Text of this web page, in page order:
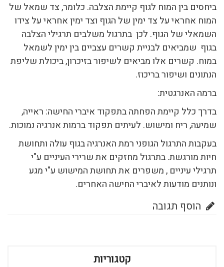
ביחסים בין המוח לגוף קיימת הצלבה. כלומר, צד שמאל של
המוח אחראי על צד ימין של הגוף וצד ימין אחראי על צידו
השמאלי של הגוף. לכן בתרגול משלבים תרגילי הצלבה
בגוף שמביאים לבניית קשרים עצביים בין ימין לשמאל
במוח. קשרים אלו מביאים לשיפור בזיכרון, ביכולת שליפת
הנתונים ושיפור בריכוז.
ברמה האנרגטית:
בדרך כלל קיימת הפחתה בתפקוד איברי החישה: ראייה,
שמיעה, ריח ומישוש. לעיתים תפקוד ברמות אנרגיה נמוכות.
בעקבות התרגול הגופני רמת האנרגיה בגוף עולה ותחושת
חיות מורגשת. בתרגול מחזקים את שרירי העיניים ע"י
תרגילי עיניים , משפרים את תחושת המישוש ע"י מגע
ונותנים מודעות לאיברי החישה האחרים.
הוסף תגובה
קטגוריות